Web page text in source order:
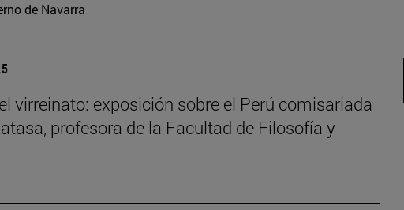
de Navarra
virreinato: exposición sobre el Perú comisariada
profesora de la Facultad de Filosofía y